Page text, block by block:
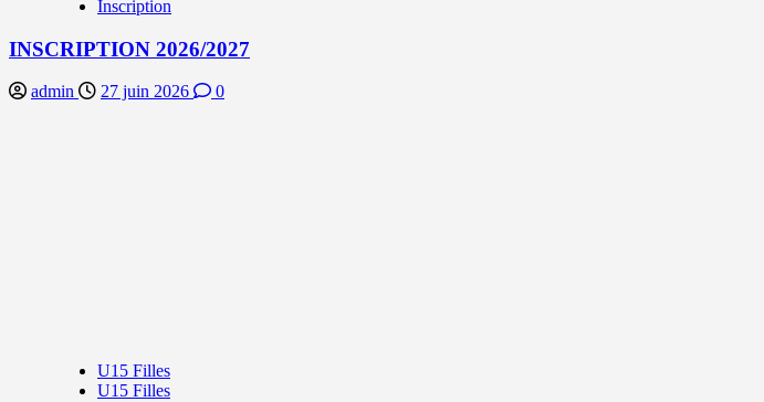
Inscription
INSCRIPTION 2026/2027
admin 27 juin 2026 0
U15 Filles
U15 Filles